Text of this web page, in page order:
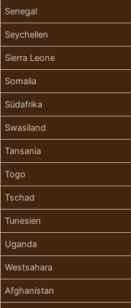
Senegal
Seychellen
Sierra Leone
Somalia
Südafrika
Swasiland
Tansania
Togo
Tschad
Tunesien
Uganda
Westsahara
Afghanistan